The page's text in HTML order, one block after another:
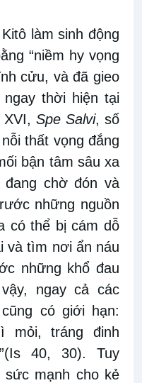
làm sinh động
“niềm hy vọng
cửu, và đã gieo
thời hiện tại
Spe Salvi, số
thất vọng đắng
bận tâm sâu xa
chờ đón và
những nguồn
có thể bị cám dỗ
và tìm nơi ẩn náu
những khổ đau
ngay cả các
có giới hạn:
mỏi, tráng đinh
40, 30). Tuy
sức mạnh cho kẻ